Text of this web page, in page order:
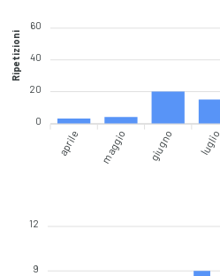
60
40
20
0
Ripetizioni
aprile maggio giugno luglio
12
9